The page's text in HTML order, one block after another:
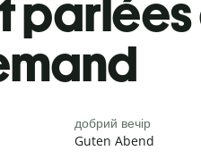
добрий вечір
Guten Abend